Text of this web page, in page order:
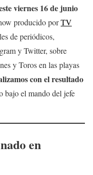
viernes 16 de junio
producido porTV
de periódicos,
y Twitter, sobre
y Toros en las playas
con el resultado
bajo el mando del jefe
en